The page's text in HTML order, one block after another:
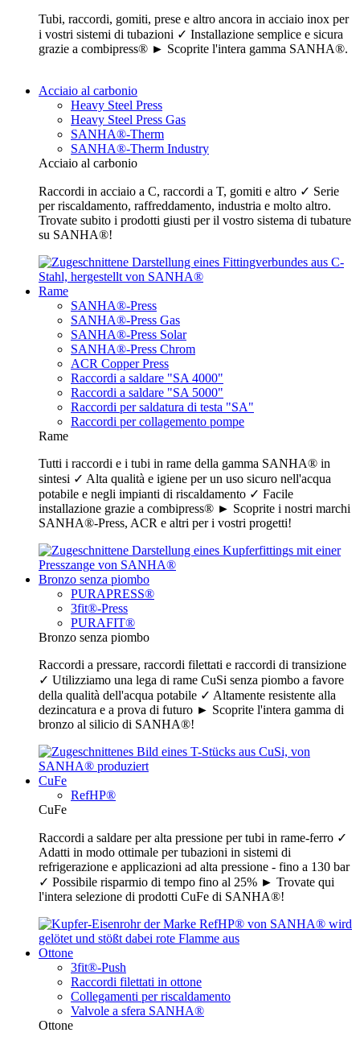
Tubi, raccordi, gomiti, prese e altro ancora in acciaio inox per
i vostri sistemi di tubazioni ✓ Installazione semplice e sicura
grazie a combipress® ► Scoprite l'intera gamma SANHA®.
Acciaio al carbonio
Heavy Steel Press
Heavy Steel Press Gas
SANHA®-Therm
SANHA®-Therm Industry
Acciaio al carbonio
Raccordi in acciaio a C, raccordi a T, gomiti e altro ✓ Serie
per riscaldamento, raffreddamento, industria e molto altro.
Trovate subito i prodotti giusti per il vostro sistema di tubature
su SANHA®!
Rame
SANHA®-Press
SANHA®-Press Gas
SANHA®-Press Solar
SANHA®-Press Chrom
ACR Copper Press
Raccordi a saldare "SA 4000"
Raccordi a saldare "SA 5000"
Raccordi per saldatura di testa "SA"
Raccordi per collagemento pompe
Rame
Tutti i raccordi e i tubi in rame della gamma SANHA® in
sintesi ✓ Alta qualità e igiene per un uso sicuro nell'acqua
potabile e negli impianti di riscaldamento ✓ Facile
installazione grazie a combipress® ► Scoprite i nostri marchi
SANHA®-Press, ACR e altri per i vostri progetti!
Bronzo senza piombo
PURAPRESS®
3fit®-Press
PURAFIT®
Bronzo senza piombo
Raccordi a pressare, raccordi filettati e raccordi di transizione
✓ Utilizziamo una lega di rame CuSi senza piombo a favore
della qualità dell'acqua potabile ✓ Altamente resistente alla
dezincatura e a prova di futuro ► Scoprite l'intera gamma di
bronzo al silicio di SANHA®!
CuFe
RefHP®
CuFe
Raccordi a saldare per alta pressione per tubi in rame-ferro ✓
Adatti in modo ottimale per tubazioni in sistemi di
refrigerazione e applicazioni ad alta pressione - fino a 130 bar
✓ Possibile risparmio di tempo fino al 25% ► Trovate qui
l'intera selezione di prodotti CuFe di SANHA®!
Ottone
3fit®-Push
Raccordi filettati in ottone
Collegamenti per riscaldamento
Valvole a sfera SANHA®
Ottone